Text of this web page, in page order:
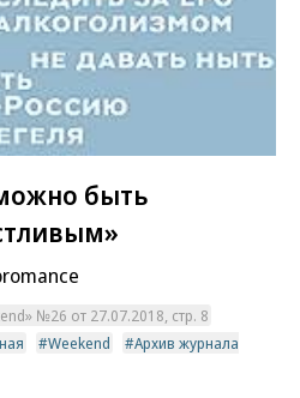
быть
№26 от 27.07.2018, стр. 8
Weekend
Архив журнала